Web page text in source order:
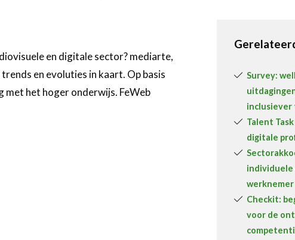
en digitale sector? mediarte,
en evoluties in kaart. Op basis
het hoger onderwijs. FeWeb
Survey:
inclusiever
Talent
digitale
individuele
werknemer
Checkit:
voor de